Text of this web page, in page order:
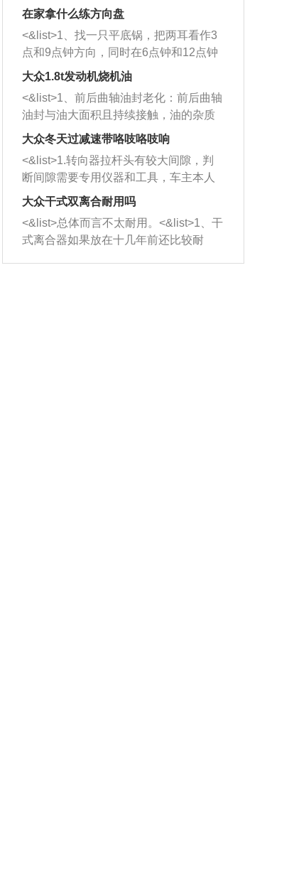
者是细棍，直接将杂物给取出来，如果
堵塞情况比较严重，也可以采取应急措
施。 <&list>2、直接利用木棍将所有的
杂物推到排气管里面的位置处，然后将
三元催化器拆解开，就可以将堵塞的东
西取出来。但如果是因为积碳过多引起
的堵塞，就需要将三元催化器泡在草酸
洗剂对堵塞的情况得到解决，将清洗剂
放在燃油箱中，与燃油混合后，车辆启
动时，就可以和汽油一起进入到燃烧
室，最后形成废气排出，就可以让三元
催化器得到清洗，排气管堵塞的情况就
能够得到解决。
在家拿什么练方向盘
<&list>1、找一只平底锅，把两耳看作3
点和9点钟方向，同时在6点钟和12点钟
方向做一个标记。 <&list>2、双手握住
一圈半的练习，往右同样也要打相同的
圈数。 <&list>3、最后强调要反复练
习，这样就可以形成肌肉记忆，在真实
驾驶车辆时，不需要记忆也能打好方
向。
大众1.8t发动机烧机油
<&list>1、前后曲轴油封老化：前后曲轴
油封与油大面积且持续接触，油的杂质
和发动机内持续温度变化使其密封效果
逐渐减弱，导致渗油或漏油。<&list>2、
活塞间隙过大：积碳会使活塞环与缸体
的间隙扩大，导致机油流入燃烧室中，
造成烧机油。<&list>3、机油粘度。使用
机油粘度过小的话，同样会有烧机油现
象，机油粘度过小具有很好的流动性，
大众冬天过减速带咯吱咯吱响
<&list>1.转向器拉杆头有较大间隙，判
断间隙需要专用仪器和工具，车主本人
无法制作，需要将车辆送到修理厂或4s
店；<&list>2.车辆半轴套管防尘罩破
裂，破裂后会出现漏油现象，使半轴磨
损严重，磨损的半轴容易损坏，产生异
响；<&list>3.稳定器的转向胶套和球头
大众干式双离合耐用吗
<&list>总体而言不太耐用。<&list>1、干
式离合器如果放在十几年前还比较耐